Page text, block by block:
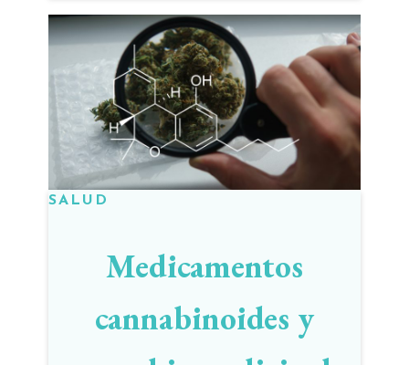
SALUD
Medicamentos
cannabinoides y